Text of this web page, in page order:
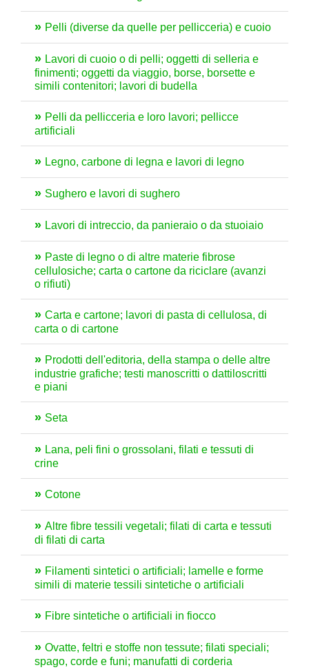
Pelli (diverse da quelle per pellicceria) e cuoio
Lavori di cuoio o di pelli; oggetti di selleria e
finimenti; oggetti da viaggio, borse, borsette e
simili contenitori; lavori di budella
Pelli da pellicceria e loro lavori; pellicce
artificiali
Legno, carbone di legna e lavori di legno
Sughero e lavori di sughero
Lavori di intreccio, da panieraio o da stuoiaio
Paste di legno o di altre materie fibrose
cellulosiche; carta o cartone da riciclare (avanzi
o rifiuti)
Carta e cartone; lavori di pasta di cellulosa, di
carta o di cartone
Prodotti dell'editoria, della stampa o delle altre
industrie grafiche; testi manoscritti o dattiloscritti
e piani
Seta
Lana, peli fini o grossolani, filati e tessuti di
crine
Cotone
Altre fibre tessili vegetali; filati di carta e tessuti
di filati di carta
Filamenti sintetici o artificiali; lamelle e forme
simili di materie tessili sintetiche o artificiali
Fibre sintetiche o artificiali in fiocco
Ovatte, feltri e stoffe non tessute; filati speciali;
spago, corde e funi; manufatti di corderia